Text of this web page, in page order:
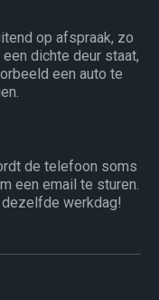
op afspraak, zo
dichte deur staat,
een auto te
de telefoon soms
een email te sturen.
werkdag!